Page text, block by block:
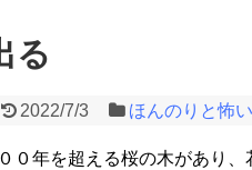
る
2022/7/3 ほんのりと怖
０年を超える桜の木があり